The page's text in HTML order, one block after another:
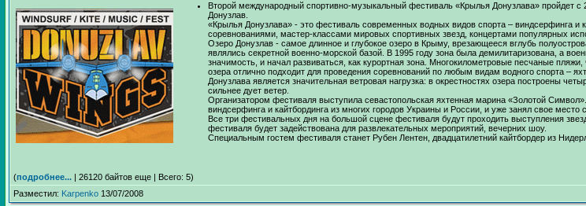
Второй международный спортивно-музыкальный фестиваль «Крылья Донузлава» пройдет
Донузлав.
«Крылья Донузлава» - это фестиваль современных водных видов спорта – виндсерфинга
соревнованиями, мастер-классами мировых спортивных звезд, концертами популярных
Озеро Донузлав - самое длинное и глубокое озеро в Крыму, врезающееся вглубь
являлись секретной военно-морской базой. В 1995 году зона была демилитаризована, а
значимость, и начал развиваться, как курортная зона. Многокилометровые песчаные
озера отлично подходит для проведения соревнований по любым видам водного спорта –
Донузлава является значительная ветровая нагрузка: в окрестностях озера построены
сильнее дует ветер.
Организатором фестиваля выступила севастопольская яхтенная марина «Золотой
виндсерфинга и кайтбординга из многих городов Украины и России, и уже занял свое место
Все три фестивальных дня на большой сцене фестиваля будут проходить выступления
фестиваля будет задействована для развлекательных мероприятий, вечерних шоу.
Специальным гостем фестиваля станет Рубен Лентен, двадцатилетний кайтбордер из
(подробнее... | 26120 байтов еще | Всего: 5)
Разместил: Karpenko 13/07/2008